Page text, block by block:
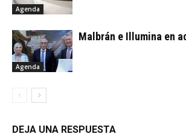
Agenda
Agenda
Malbrán e Illumina en
DEJA UNA RESPUESTA